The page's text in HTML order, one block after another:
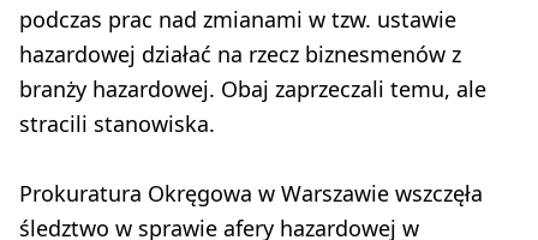
podczas prac nad zmianami w tzw. ustawie
hazardowej działać na rzecz biznesmenów z
branży hazardowej. Obaj zaprzeczali temu, ale
stracili stanowiska.
Prokuratura Okręgowa w Warszawie wszczęła
śledztwo w sprawie afery hazardowej w